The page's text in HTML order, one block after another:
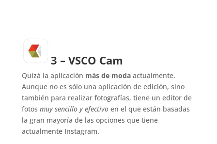
3 – VSCO Cam
Quizá la aplicación más de modaactualmente.
Aunque no es sólo una aplicación de edición, sino
también para realizar fotografías, tiene un editor de
fotos muy sencillo y efectivoen el que están basadas
la gran mayoría de las opciones que tiene
actualmente Instagram.